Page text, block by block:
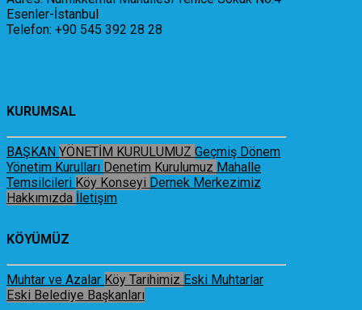
Esenler-İstanbul
Telefon: +90 545 392 28 28
KURUMSAL
BAŞKAN YÖNETİM KURULUMUZ Geçmiş Dönem
Yönetim Kurulları Denetim Kurulumuz Mahalle
Temsilcileri Köy Konseyi Dernek Merkezimiz
Hakkımızda İletişim
KÖYÜMÜZ
Muhtar ve Azalar Köy Tarihimiz Eski Muhtarlar
Eski Belediye Başkanları